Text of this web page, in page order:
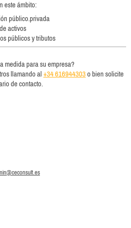
este ámbito:
público.privada
activos
públicos y tributos
medida para su empresa?
llamando al +34 616944303o bien solicite
de contacto.